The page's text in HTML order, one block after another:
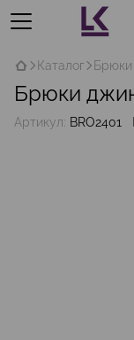
Каталог Брюки
Брюки
Артикул: BRО2401